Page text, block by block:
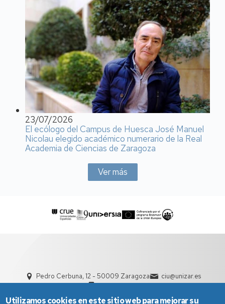
23/07/2026
El ecólogo del Campus de Huesca José Manuel
Nicolau elegido académico numerario de la Real
Academia de Ciencias de Zaragoza
Ver más
Pedro Cerbuna, 12 - 50009 Zaragoza
ciu@unizar.es
Utilizamos cookies en este sitio web para mejorar su